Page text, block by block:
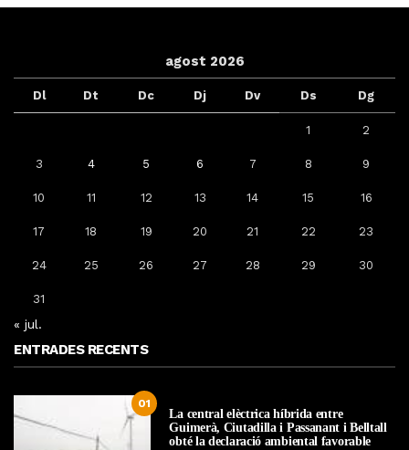
agost 2026
Dl Dt Dc Dj Dv Ds Dg
1 2
3 4 5 6 7 8 9
10 11 12 13 14 15 16
17 18 19 20 21 22 23
24 25 26 27 28 29 30
31
« jul.
ENTRADES RECENTS
01
La central elèctrica híbrida entre
Guimerà, Ciutadilla i Passanant i Belltall
obté la declaració ambiental favorable